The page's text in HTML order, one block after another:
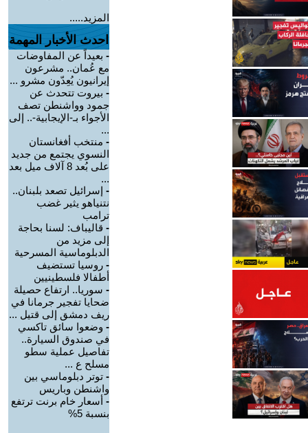
المزيد.....
احدث الأخبار المهمة
- بعيداً عن المفاوضات
مع عُمان.. مشرعون
إيرانيون يُعِدّون مشرو ...
- بيروت تتحدث عن
جمود وواشنطن تصف
الأجواء بـ-الإيجابية-.. إلى
...
- منتخب أفغانستان
النسوي يجتمع من جديد
على بُعد 8 آلاف ميل بعد
...
- إسرائيل تصعد بلبنان..
نتنياهو يثير غضب
ترامب
- قاليباف: لسنا بحاجة
إلى مزيد من
الدبلوماسية المسرحية
- روسيا تستضيف
أطفالا فلسطينيين
- سوريا.. ارتفاع حصيلة
ضحايا تفجير جرمانا في
ريف دمشق إلى قتيل ...
- وضعوا سائق تاكسي
في صندوق السيارة..
تفاصيل عملية سطو
مسلح ع ...
- توتر دبلوماسي بين
واشنطن وباريس
- أسعار خام برنت ترتفع
بنسبة 5%